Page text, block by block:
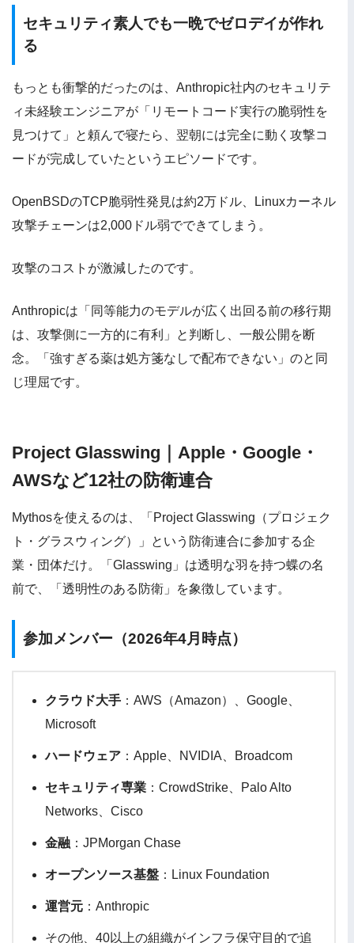
セキュリティ素人でも一晩でゼロデイが作れ
る
もっとも衝撃的だったのは、Anthropic社内のセキュリテ
ィ未経験エンジニアが「リモートコード実行の脆弱性を
見つけて」と頼んで寝たら、翌朝には完全に動く攻撃コ
ードが完成していたというエピソードです。
OpenBSDのTCP脆弱性発見は約2万ドル、Linuxカーネル
攻撃チェーンは2,000ドル弱でできてしまう。
攻撃のコストが激減したのです。
Anthropicは「同等能力のモデルが広く出回る前の移行期
は、攻撃側に一方的に有利」と判断し、一般公開を断
念。「強すぎる薬は処方箋なしで配布できない」のと同
じ理屈です。
Project Glasswing｜Apple・Google・
AWSなど12社の防衛連合
Mythosを使えるのは、「Project Glasswing（プロジェク
ト・グラスウィング）」という防衛連合に参加する企
業・団体だけ。「Glasswing」は透明な羽を持つ蝶の名
前で、「透明性のある防衛」を象徴しています。
参加メンバー（2026年4月時点）
クラウド大手 ：AWS（Amazon）、Google、
Microsoft
ハードウェア ：Apple、NVIDIA、Broadcom
セキュリティ専業 ：CrowdStrike、Palo Alto
Networks、Cisco
金融 ：JPMorgan Chase
オープンソース基盤 ：Linux Foundation
運営元 ：Anthropic
その他、40以上の組織がインフラ保守目的で追